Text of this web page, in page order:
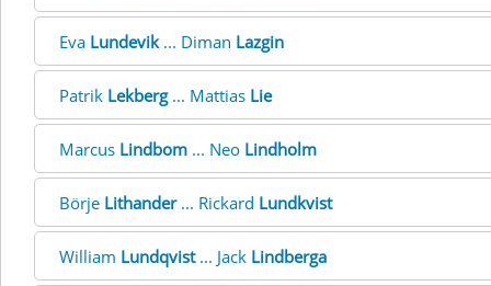
Eva Lundevik... Diman Lazgin
Patrik Lekberg... Mattias Lie
Marcus Lindbom ... Neo Lindholm
Börje Lithander... Rickard Lundkvist
William Lundqvist... Jack Lindberga